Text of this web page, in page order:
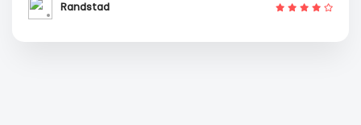
Randstad